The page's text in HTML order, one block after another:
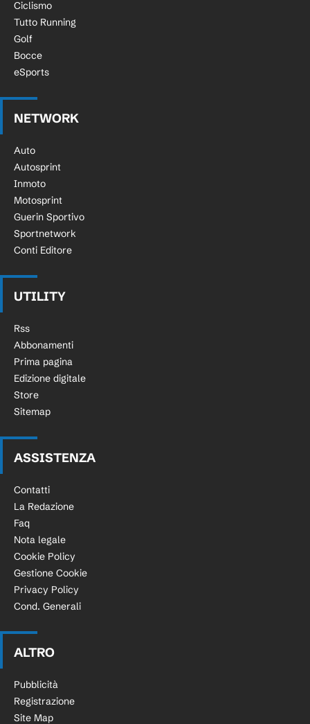
Ciclismo
Tutto Running
Golf
Bocce
eSports
NETWORK
Auto
Autosprint
Inmoto
Motosprint
Guerin Sportivo
Sportnetwork
Conti Editore
UTILITY
Rss
Abbonamenti
Prima pagina
Edizione digitale
Store
Sitemap
ASSISTENZA
Contatti
La Redazione
Faq
Nota legale
Cookie Policy
Gestione Cookie
Privacy Policy
Cond. Generali
ALTRO
Pubblicità
Registrazione
Site Map